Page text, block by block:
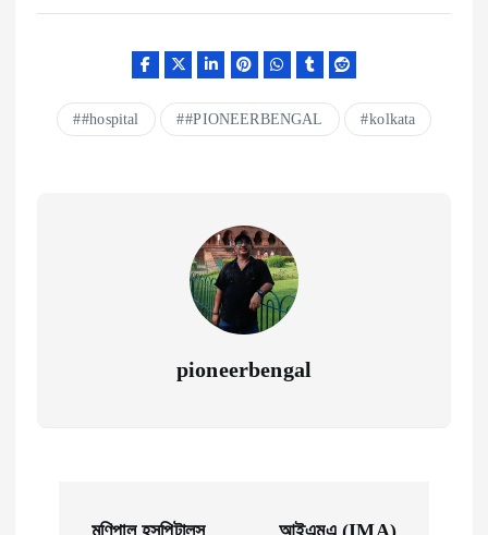
#hospital #PIONEERBENGAL kolkata
pioneerbengal
মণিপাল হসপিটালস আইএমএ (IMA)